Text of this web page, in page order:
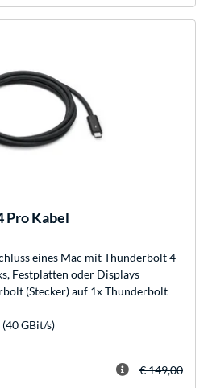
Pro Kabel
eines Mac mit Thunderbolt 4
Festplatten oder Displays
(Stecker) auf 1x Thunderbolt
GBit/s)
€ 149,00